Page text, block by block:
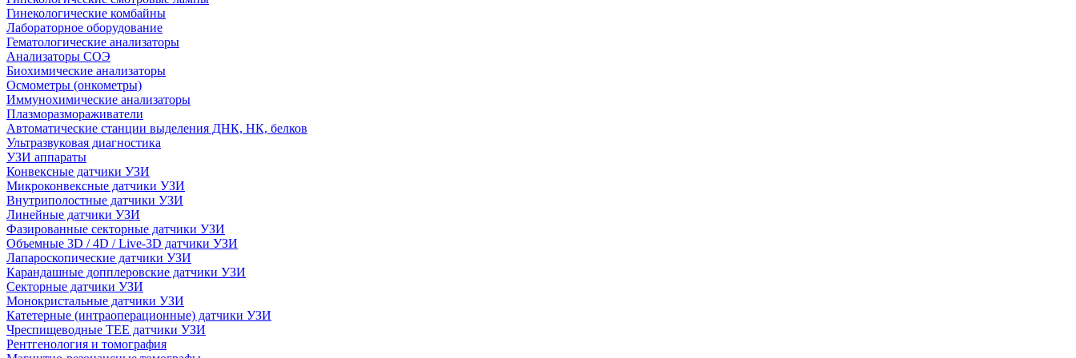
Гинекологические комбайны
Лабораторное оборудование
Гематологические анализаторы
Анализаторы СОЭ
Биохимические анализаторы
Осмометры (онкометры)
Иммунохимические анализаторы
Плазморазмораживатели
Автоматические станции выделения ДНК, НК, белков
Ультразвуковая диагностика
УЗИ аппараты
Конвексные датчики УЗИ
Микроконвексные датчики УЗИ
Внутриполостные датчики УЗИ
Линейные датчики УЗИ
Фазированные секторные датчики УЗИ
Объемные 3D / 4D / Live-3D датчики УЗИ
Лапароскопические датчики УЗИ
Карандашные допплеровские датчики УЗИ
Секторные датчики УЗИ
Монокристальные датчики УЗИ
Катетерные (интраоперационные) датчики УЗИ
Чреспищеводные TEE датчики УЗИ
Рентгенология и томография